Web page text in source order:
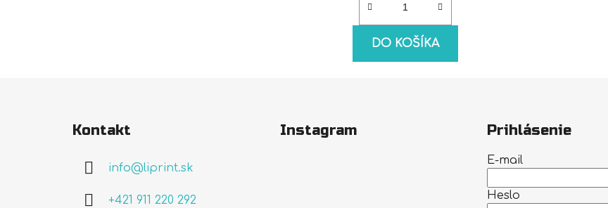
DO KOŠÍKA
Kontakt
info@liprint.sk
+421 911 220 292
Instagram Prihlásenie
E-mail
Heslo